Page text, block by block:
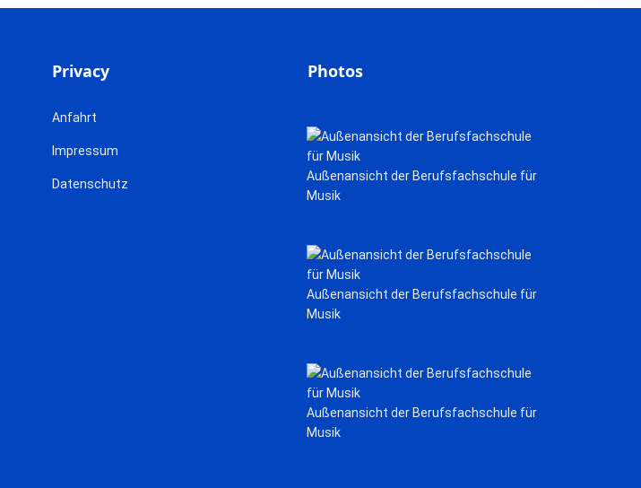
Privacy
Anfahrt
Impressum
Datenschutz
Photos
Außenansicht der Berufsfachschule für
Musik
Außenansicht der Berufsfachschule für
Musik
Außenansicht der Berufsfachschule für
Musik